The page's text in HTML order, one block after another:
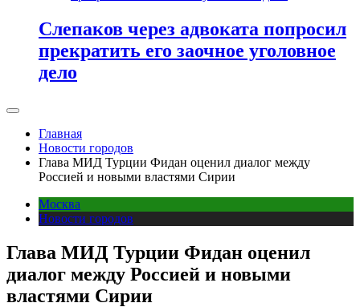
Слепаков через адвоката попросил
прекратить его заочное уголовное
дело
Главная
Новости городов
Глава МИД Турции Фидан оценил диалог между
Россией и новыми властями Сирии
Москва
Новости городов
Глава МИД Турции Фидан оценил
диалог между Россией и новыми
властями Сирии